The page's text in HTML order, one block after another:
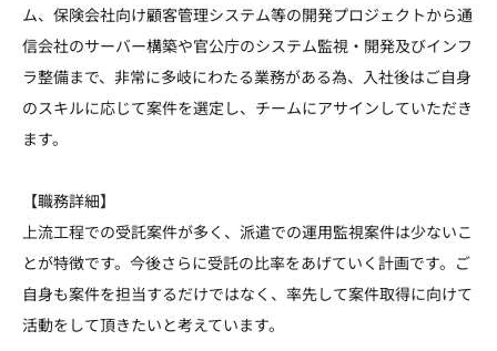
ム、保険会社向け顧客管理システム等の開発プロジェクトから通
信会社のサーバー構築や官公庁のシステム監視・開発及びインフ
ラ整備まで、非常に多岐にわたる業務がある為、入社後はご自身
のスキルに応じて案件を選定し、チームにアサインしていただき
ます。
【職務詳細】
上流工程での受託案件が多く、派遣での運用監視案件は少ないこ
とが特徴です。今後さらに受託の比率をあげていく計画です。ご
自身も案件を担当するだけではなく、率先して案件取得に向けて
活動をして頂きたいと考えています。